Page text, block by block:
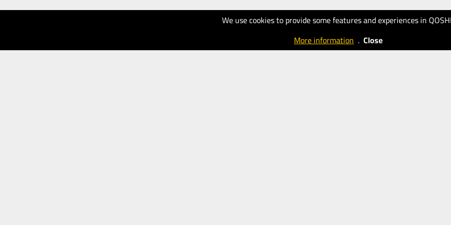
We use cookies to provide some features and experiences in
More information . Close